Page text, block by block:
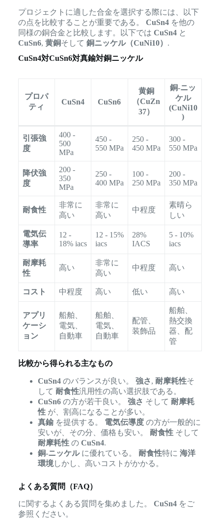
プロジェクトに適した合金を選択する際には、以下
の点を比較することが重要である。 CuSn4を他の
同様の銅合金と比較します。以下では CuSn4と
CuSn6, 黄銅そして 銅ニッケル（CuNi10） .
CuSn4対CuSn6対真鍮対銅ニッケル
プロパ
ティ
CuSn4 CuSn6
黄銅
（CuZn
37）
銅-ニッ
ケル
(CuNi10
)
引張強
度
400 -
500
MPa
450 -
550 MPa
250 -
450 MPa
300 -
550 MPa
降伏強
度
200 -
350
MPa
250 -
400 MPa
100 -
250 MPa
200 -
350 MPa
耐食性
非常に
高い
非常に
高い
中程度
素晴ら
しい
電気伝
導率
12 -
18% iacs
12 - 15%
iacs
28%
IACS
5 - 10%
iacs
耐摩耗
性
高い
非常に
高い
中程度 高い
コスト 中程度 高い 低い 高い
アプリ
ケーシ
ョン
船舶、
電気、
自動車
船舶、
電気、
自動車
配管、
装飾品
船舶、
熱交換
器、配
管
比較から得られる主なもの
CuSn4のバランスが良い。 強さ, 耐摩耗性そ
して 耐食性汎用性の高い選択肢である。
CuSn6の方が若干良い。 強さ そして 耐摩耗
性が、割高になることが多い。
真鍮を提供する。 電気伝導度の方が一般的に
安いが、その分、価格も安い。 耐食性そして
耐摩耗性の CuSn4.
銅-ニッケルに優れている。 耐食性特に 海洋
環境しかし、高いコストがかかる。
よくある質問（FAQ）
に関するよくある質問を集めました。 CuSn4をご
参照ください。